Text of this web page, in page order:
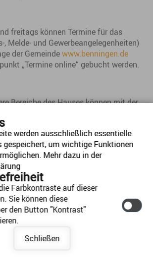
freitags können Termine für das
, Melde- und Gewerbeangelegenheiten)
der Gemeindewww.benningen.de
„Termine online“ gebucht werden.
Bereiche des Hauses können mit der
Sie mittlerweile auch Online
Besuchen Sie hierfür die
> „ Rathaus 24/7 “ und finden Sie ihr
Themenbereich.
werden ausschließlich essentielle
gespeichert, um wichtige Funktionen
Mehr dazu in der
Farbkontraste auf dieser
Sie können diese
den Button "Kontrast"
Schließen